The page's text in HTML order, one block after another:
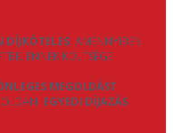
DÍJKÖTELES, AMENNYIBEN
ENNEK KÖLTSÉGE
MEGOLDÁST
EGYEDI DÍJAZÁS